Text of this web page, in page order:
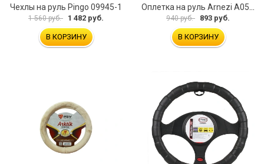
Чехлы на руль Pingo 09945-1
1 560 руб. 1 482 руб.
В КОРЗИНУ
940 руб. 893 руб.
В КОРЗИНУ